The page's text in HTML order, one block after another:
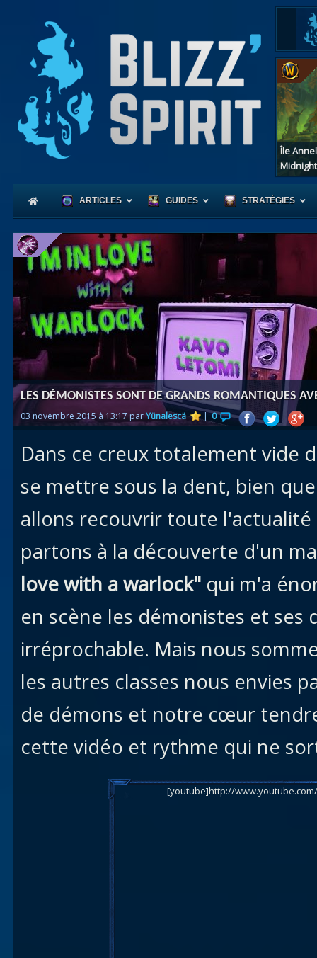
Île
Midnight
ARTICLES GUIDES
Races
alliées
des îles
le vol
Uldum
Val
STRATÉGIES
LES DÉMONISTES SONT DE GRANDS ROMANTIQUES
03 novembre 2015 à 13:17 parYünalescä | 0
Dans ce creux totalement vide
se mettre sous la dent, bien
allons recouvrir toute l'actualité
partons à la découverte d'un
love with a warlock" qui m'a
en scène les démonistes et ses
irréprochable. Mais nous
les autres classes nous envies
de démons et notre cœur
cette vidéo et rythme qui ne
[youtube]http://